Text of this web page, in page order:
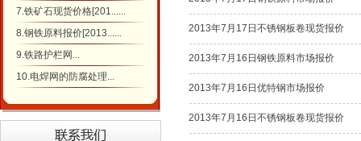
7.铁矿石现货价格[201......
8.钢铁原料报价[2013......
9.铁路护栏网...
10.电焊网的防腐处理...
2013年7月17日不锈钢板卷现货报价
2013年7月16日钢铁原料市场报价
2013年7月16日优特钢市场报价
2013年7月16日不锈钢板卷现货报价